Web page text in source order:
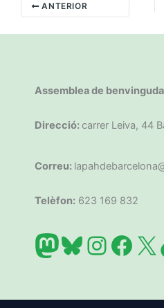
ANTERIOR
Assemblea de
Direcció: carrer Leiva, 44
Correu:
Telèfon: 623 169 832
Mastodon
Bluesky
X